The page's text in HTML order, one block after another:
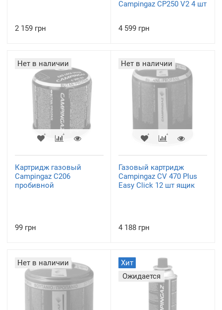
2 159 грн
Campingaz CP250 V2 4 шт
4 599 грн
Нет в наличии
Картридж газовый
Campingaz C206
пробивной
99 грн
Нет в наличии
Газовый картридж
Campingaz CV 470 Plus
Easy Click 12 шт ящик
4 188 грн
Нет в наличии
Хит
Ожидается